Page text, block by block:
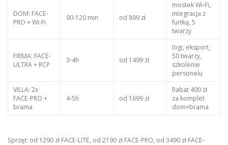
DOM: FACE-
PRO + Wi-Fi
90-120 min od 899 zł
mostek Wi-Fi,
integracja z
furtką, 5
twarzy
FIRMA: FACE-
ULTRA + RCP
3-4h od 1499 zł
logi, eksport,
50 twarzy,
szkolenie
personelu
VILLA: 2x
FACE-PRO +
brama
4-5h od 1699 zł
Rabat 400 zł
za komplet
dom+brama
Sprzęt: od 1290 zł FACE-LITE, od 2190 zł FACE-PRO, od 3490 zł FACE-